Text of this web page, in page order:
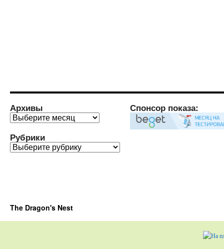
Архивы
Архивы
Рубрики
Рубрики
Спонсор показа:
The Dragon's Nest